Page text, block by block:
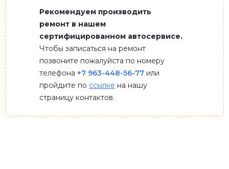
Рекомендуем производить
ремонт в нашем
сертифицированном автосервисе.
Чтобы записаться на ремонт
позвоните пожалуйста по номеру
телефона +7 963-448-56-77 или
пройдите по ссылке на нашу
страницу контактов.